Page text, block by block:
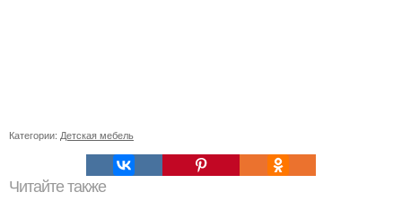
Категории: Детская мебель
Читайте также